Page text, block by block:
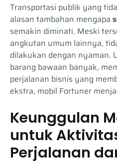
Transportasi publik yang
alasan tambahan mengapa
semakin diminati. Meski
angkutan umum lainnya,
dilakukan dengan nyaman.
barang bawaan banyak,
perjalanan bisnis yang
ekstra, mobil Fortuner
Keunggulan
untuk
Perjalanan